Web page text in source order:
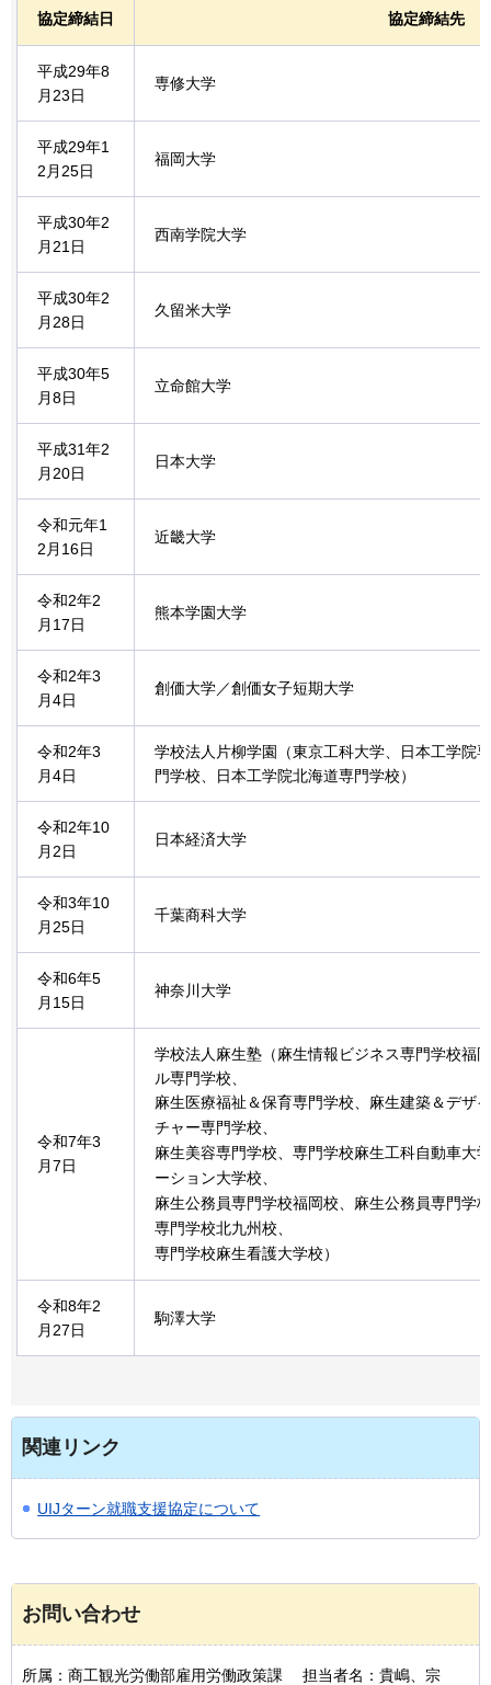
協定締結日 協定締結先
平成29年8
月23日
専修大学
平成29年1
2月25日
福岡大学
平成30年2
月21日
西南学院大学
平成30年2
月28日
久留米大学
平成30年5
月8日
立命館大学
平成31年2
月20日
日本大学
令和元年1
2月16日
近畿大学
令和2年2
月17日
熊本学園大学
令和2年3
月4日
創価大学／創価女子短期大学
令和2年3
月4日
学校法人片柳学園（東京工科大学、日本工学院
門学校、日本工学院北海道専門学校）
令和2年10
月2日
日本経済大学
令和3年10
月25日
千葉商科大学
令和6年5
月15日
神奈川大学
令和7年3
月7日
学校法人麻生塾（麻生情報ビジネス専門学校福
ル専門学校、
麻生医療福祉＆保育専門学校、麻生建築＆デザ
チャー専門学校、
麻生美容専門学校、専門学校麻生工科自動車大
ーション大学校、
麻生公務員専門学校福岡校、麻生公務員専門学
専門学校北九州校、
専門学校麻生看護大学校）
令和8年2
月27日
駒澤大学
関連リンク
UIJターン就職支援協定について
お問い合わせ
所属：商工観光労働部雇用労働政策課 担当者名：貴嶋、宗